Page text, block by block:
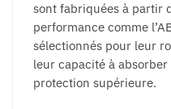
sont fabriquées à partir
performance comme
sélectionnés pour leur
leur capacité à
protection supérieure.